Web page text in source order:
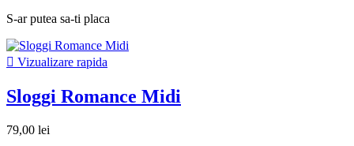
S-ar putea sa-ti placa
 Vizualizare rapida
Sloggi Romance Midi
79,00 lei